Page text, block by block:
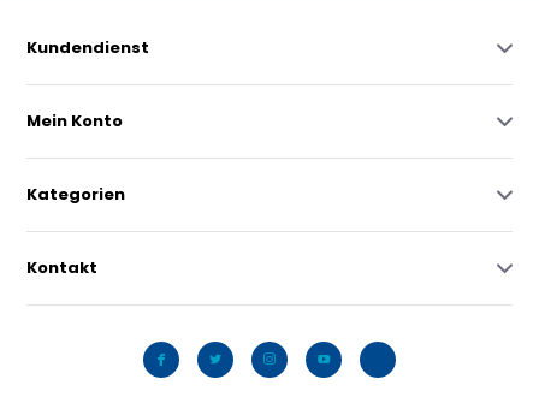
Kundendienst
Mein Konto
Kategorien
Kontakt